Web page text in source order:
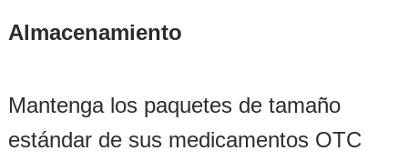
Almacenamiento
Mantenga los paquetes de tamaño
estándar de sus medicamentos OTC